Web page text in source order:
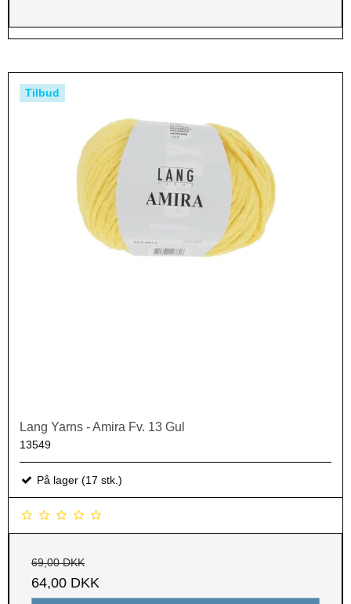
Tilbud
Lang Yarns - Amira Fv. 13 Gul
13549
På lager (17 stk.)
69,00 DKK
64,00 DKK